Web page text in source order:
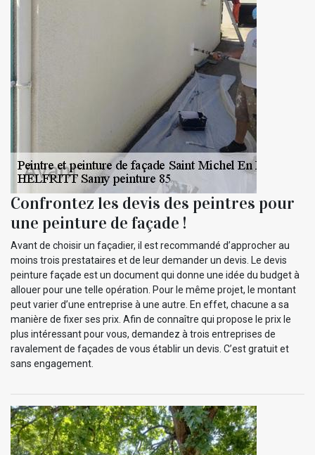
Confrontez les devis des peintres pour
une peinture de façade !
Avant de choisir un façadier, il est recommandé d’approcher au
moins trois prestataires et de leur demander un devis. Le devis
peinture façade est un document qui donne une idée du budget à
allouer pour une telle opération. Pour le même projet, le montant
peut varier d’une entreprise à une autre. En effet, chacune a sa
manière de fixer ses prix. Afin de connaître qui propose le prix le
plus intéressant pour vous, demandez à trois entreprises de
ravalement de façades de vous établir un devis. C’est gratuit et
sans engagement.